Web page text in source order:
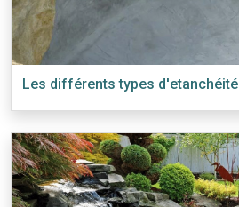
Les différents types d'etanchéité